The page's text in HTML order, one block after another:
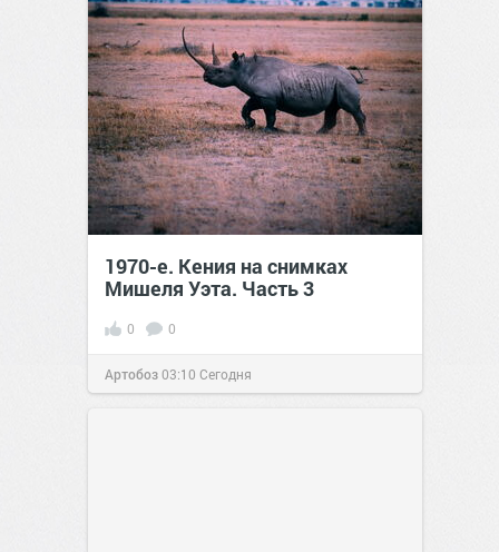
1970-е. Кения на снимках
Мишеля Уэта. Часть 3
0 0
Артобоз03:10 Сегодня